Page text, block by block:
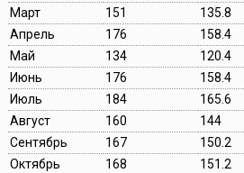
Март
151 135.8
Апрель
176 158.4
Май
134 120.4
Июнь
176 158.4
Июль
184 165.6
Август
160 144
Сентябрь
167 150.2
Октябрь
168 151.2